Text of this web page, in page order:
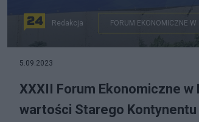
Redakcja FORUM EKONOMICZNE W
5.09.2023
XXXII Forum Ekonomiczne
wartości Starego